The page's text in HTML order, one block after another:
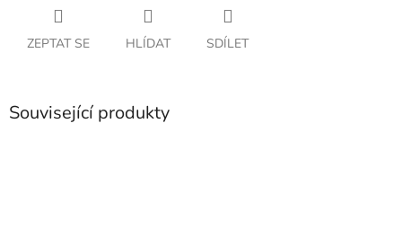
ZEPTAT SE HLÍDAT SDÍLET
Související produkty